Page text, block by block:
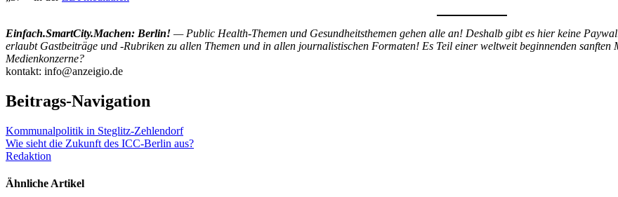
Einfach.SmartCity.Machen: Berlin! — Public Health-Themen und Gesundheitsthemen gehen alle an! Deshalb gibt es hier keine
erlaubt Gastbeiträge und -Rubriken zu allen Themen und in allen journalistischen Formaten! Es Teil einer weltweit beginnenden
Medienkonzerne?
kontakt: info@anzeigio.de
Beitrags-Navigation
Kommunalpolitik in Steglitz-Zehlendorf
Wie sieht die Zukunft des ICC-Berlin aus?
Redaktion
Ähnliche Artikel